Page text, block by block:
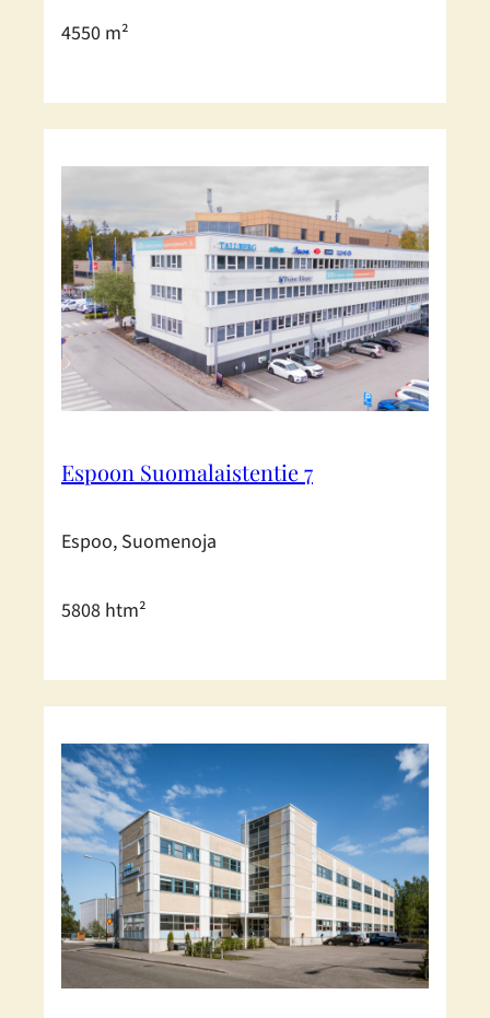
4550 m²
Espoon Suomalaistentie 7
Espoo, Suomenoja
5808 htm²